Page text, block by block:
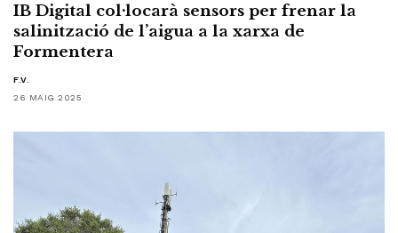
IB Digital col·locarà sensors per frenar la
salinització de l’aigua a la xarxa de
Formentera
F.V.
26 MAIG 2025